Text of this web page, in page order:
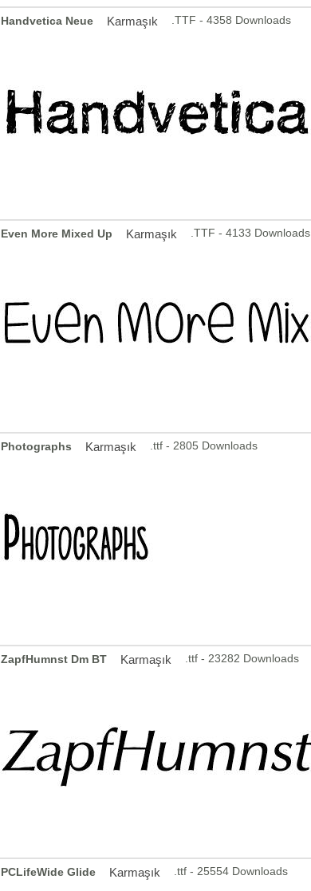
Handvetica Neue Karmaşık .TTF - 4358 Downloads
Even More Mixed Up Karmaşık .TTF - 4133 Downloads
Photographs Karmaşık .ttf - 2805 Downloads
ZapfHumnst Dm BT Karmaşık .ttf - 23282 Downloads
PCLifeWide Glide Karmaşık .ttf - 25554 Downloads